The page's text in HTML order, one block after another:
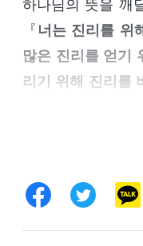
하나님의 뜻을 깨
『 너는 진리를 위
많은 진리를 얻기
리기 위해 진리를
면 인생을 헛되게
살아갈 의의도 없다
나님 말씀을 보고
받는 것은 피할 수